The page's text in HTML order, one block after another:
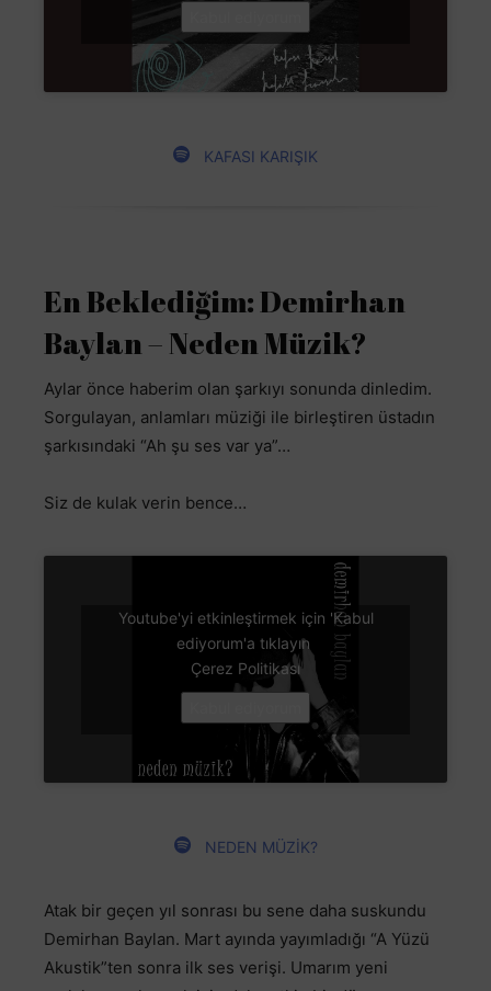
KAFASI KARIŞIK
En Beklediğim: Demirhan
Baylan – Neden Müzik?
Aylar önce haberim olan şarkıyı sonunda dinledim.
Sorgulayan, anlamları müziği ile birleştiren üstadın
şarkısındaki “Ah şu ses var ya”…
Siz de kulak verin bence…
Youtube'yi etkinleştirmek için 'Kabul
ediyorum'a tıklayın
Çerez Politikası
NEDEN MÜZİK?
Atak bir geçen yıl sonrası bu sene daha suskundu
Demirhan Baylan. Mart ayında yayımladığı “A Yüzü
Akustik”ten sonra ilk ses verişi. Umarım yeni